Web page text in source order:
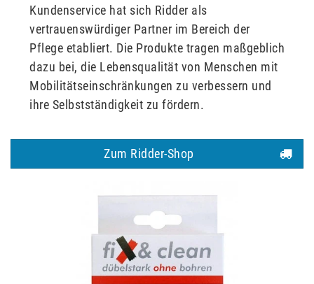
Kundenservice hat sich Ridder als
vertrauenswürdiger Partner im Bereich der
Pflege etabliert. Die Produkte tragen maßgeblich
dazu bei, die Lebensqualität von Menschen mit
Mobilitätseinschränkungen zu verbessern und
ihre Selbstständigkeit zu fördern.
Zum Ridder-Shop